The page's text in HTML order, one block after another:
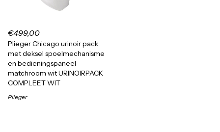
€499,00
Plieger Chicago urinoir pack
met deksel spoelmechanisme
en bedieningspaneel
matchroom wit URINOIRPACK
COMPLEET WIT
Plieger